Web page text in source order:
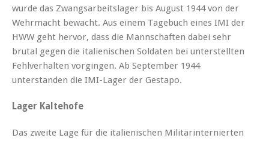
wurde das Zwangsarbeitslager bis August 1944 von der
Wehrmacht bewacht. Aus einem Tagebuch eines IMI der
HWW geht hervor, dass die Mannschaften dabei sehr
brutal gegen die italienischen Soldaten bei unterstellten
Fehlverhalten vorgingen. Ab September 1944
unterstanden die IMI-Lager der Gestapo.
Lager Kaltehofe
Das zweite Lage für die italienischen Militärinternierten